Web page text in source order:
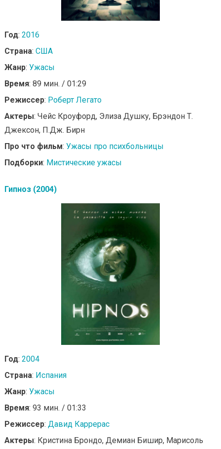
Год: 2016
Страна: США
Жанр: Ужасы
Время: 89 мин. / 01:29
Режиссер: Роберт Легато
Актеры: Чейс Кроуфорд, Элиза Душку, Брэндон Т.
Джексон, П.Дж. Бирн
Про что фильм: Ужасы про психбольницы
Подборки: Мистические ужасы
Гипноз (2004)
Год: 2004
Страна: Испания
Жанр: Ужасы
Время: 93 мин. / 01:33
Режиссер: Давид Каррерас
Актеры: Кристина Брондо, Демиан Бишир, Марисоль